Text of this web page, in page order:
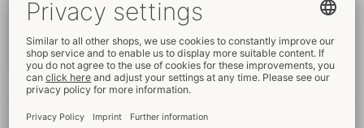
Men´s Shirt
21603661741-4024144308521 (EAN-13)